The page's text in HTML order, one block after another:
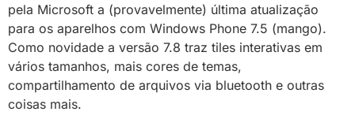
pela Microsoft a (provavelmente) última atualização
para os aparelhos com Windows Phone 7.5 (mango).
Como novidade a versão 7.8 traz tiles interativas em
vários tamanhos, mais cores de temas,
compartilhamento de arquivos via bluetooth e outras
coisas mais.